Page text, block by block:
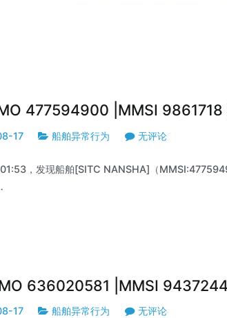
477594900 |MMSI 9861718
17 船舶异常行为 无评论
，发现船舶[SITC NANSHA]（
636020581 |MMSI
17 船舶异常行为 无评论